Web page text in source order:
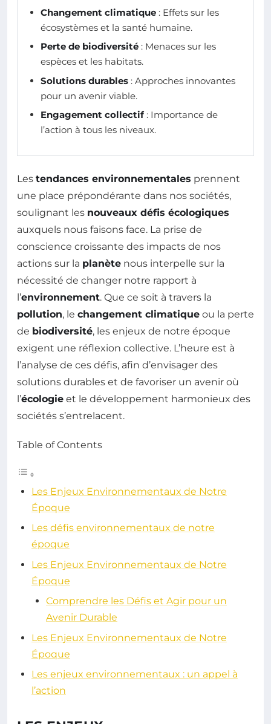
Changement climatique : Effets sur les
écosystèmes et la santé humaine.
Perte de biodiversité : Menaces sur les
espèces et les habitats.
Solutions durables : Approches innovantes
pour un avenir viable.
Engagement collectif: Importance de
l’action à tous les niveaux.
Les tendances environnementales prennent
une place prépondérante dans nos sociétés,
soulignant les nouveaux défis écologiques
auxquels nous faisons face. La prise de
conscience croissante des impacts de nos
actions sur la planète nous interpelle sur la
nécessité de changer notre rapport à
l’environnement. Que ce soit à travers la
pollution, le changement climatique ou la perte
de biodiversité, les enjeux de notre époque
exigent une réflexion collective. L’heure est à
l’analyse de ces défis, afin d’envisager des
solutions durables et de favoriser un avenir où
l’écologie et le développement harmonieux des
sociétés s’entrelacent.
Table of Contents
Les Enjeux Environnementaux de Notre
Époque
Les défis environnementaux de notre
époque
Les Enjeux Environnementaux de Notre
Époque
Comprendre les Défis et Agir pour un
Avenir Durable
Les Enjeux Environnementaux de Notre
Époque
Les enjeux environnementaux : un appel à
l’action